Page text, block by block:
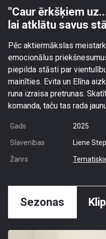
"Caur ērkšķiem
lai atklātu savus
Pēc aktiermākslas
emocionālus
piepilda stāsti par
mainīties. Evita un Elīna
runa izraisa pretrunas.
komanda, taču tas rada
Gads 2025
Slavenības Liene
Žanrs
Sezonas